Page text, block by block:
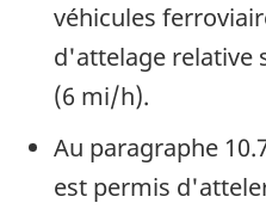
véhicules
d'attelage relative
(6 mi/h).
Au paragraphe
est permis